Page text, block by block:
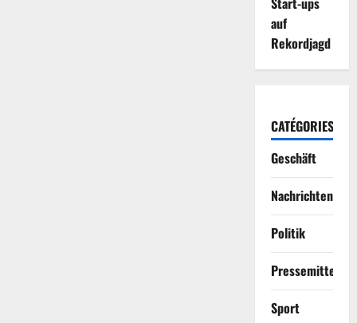
auf
Rekordjagd
CATÉGORIES
Geschäft
Nachrichten
Politik
Sport